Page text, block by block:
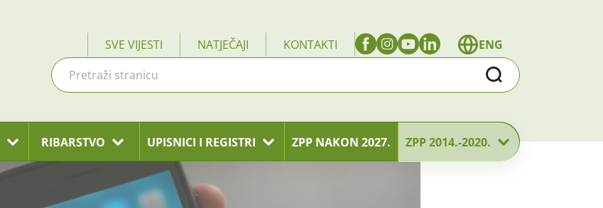
SVE VIJESTI NATJEČAJI KONTAKTI
ENG
Traži
RIBARSTVO UPISNICI I REGISTRI ZPP NAKON 2027. ZPP 2014.-2020.